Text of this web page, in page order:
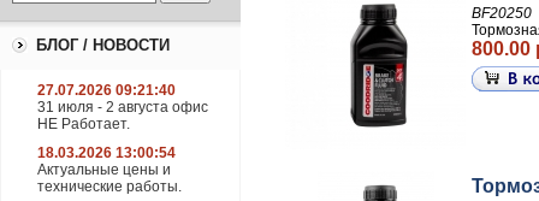
БЛОГ / НОВОСТИ
27.07.2026 09:21:40
31 июля - 2 августа офис
НЕ Работает.
18.03.2026 13:00:54
Актуальные цены и
технические работы.
BF20250
800.00